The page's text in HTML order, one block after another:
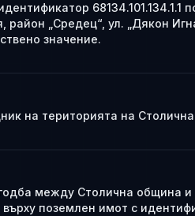
68134.101.134.1.1
район „Средец“, ул. „Дякон
значение.
на територията на
между Столична община
поземлен имот с